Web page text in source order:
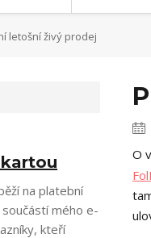
letošní živý prodej
kartou
na platební
mého e-
kteří
O